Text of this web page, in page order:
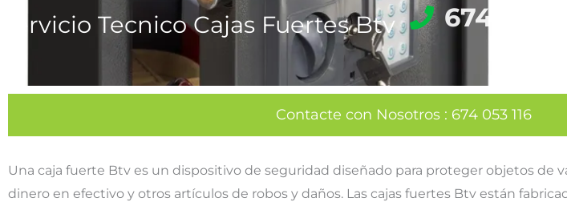
Servicio Tecnico Cajas Fuertes Btv 674 053
Contacte con Nosotros : 674 053 116
Una caja fuerte Btv es un dispositivo de seguridad diseñado para proteger objetos de
dinero en efectivo y otros artículos de robos y daños. Las cajas fuertes Btv están